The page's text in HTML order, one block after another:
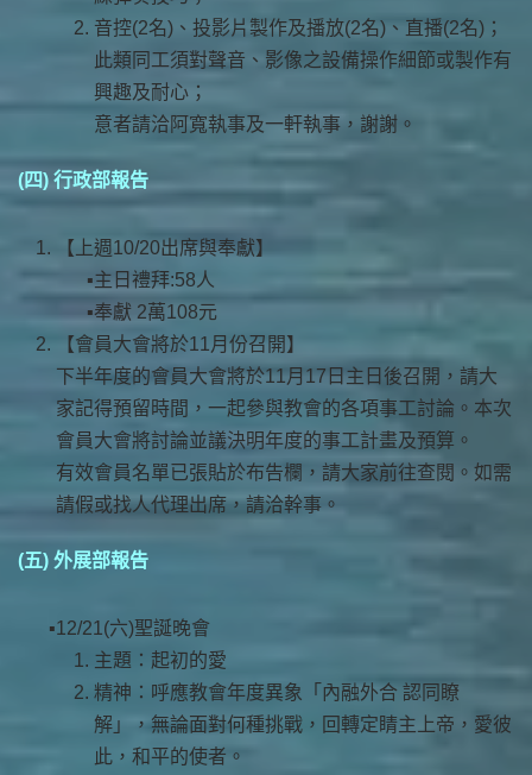
音控(2名)、投影片製作及播放(2名)、直播(2名)；
此類同工須對聲音、影像之設備操作細節或製作有
興趣及耐心；
意者請洽阿寬執事及一軒執事，謝謝。
(四) 行政部報告
【上週10/20出席與奉獻】
主日禮拜:58人
奉獻 2萬108元
【會員大會將於11月份召開】
下半年度的會員大會將於11月17日主日後召開，請大
家記得預留時間，一起參與教會的各項事工討論。本次
會員大會將討論並議決明年度的事工計畫及預算。
有效會員名單已張貼於布告欄，請大家前往查閱。如需
請假或找人代理出席，請洽幹事。
(五) 外展部報告
12/21(六)聖誕晚會
主題：起初的愛
精神：呼應教會年度異象「內融外合 認同瞭
解」，無論面對何種挑戰，回轉定睛主上帝，愛彼
此，和平的使者。